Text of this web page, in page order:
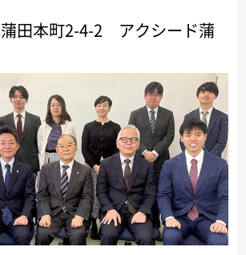
田本町2-4-2 アクシード蒲